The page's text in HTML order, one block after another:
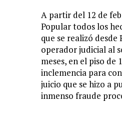
A partir del 12 de
Popular todos los
que se realizó desde
operador judicial al
meses, en el piso de
inclemencia para
juicio que se hizo a
inmenso fraude